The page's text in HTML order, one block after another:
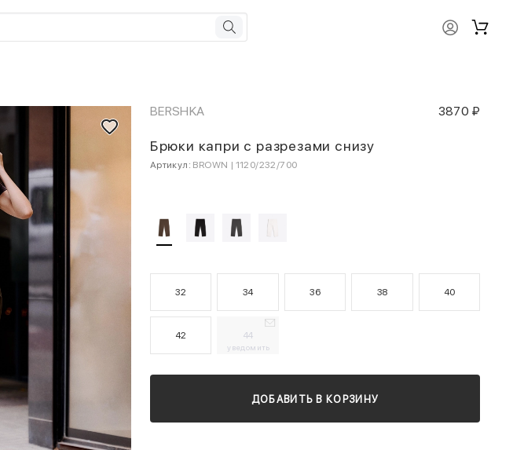
BERSHKA 3870 ₽
Брюки капри с разрезами снизу
Артикул: BROWN | 1120/232/700
32 34 36 38 40
42 44
уведомить
ДОБАВИТЬ В КОРЗИНУ